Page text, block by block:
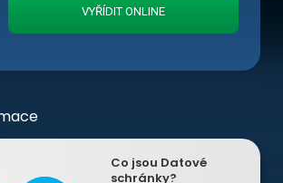
VYŘÍDIT ONLINE
Co jsou Datové
schránky?